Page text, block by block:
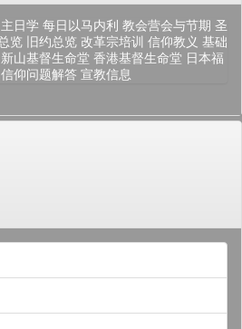
主日学 每日以马内利 教会营会与节期 圣
览 旧约总览 改革宗培训 信仰教义 基础
新山基督生命堂 香港基督生命堂 日本福
信仰问题解答 宣教信息